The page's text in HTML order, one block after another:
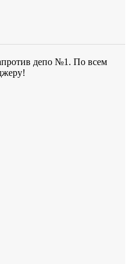
депо №1. По всем